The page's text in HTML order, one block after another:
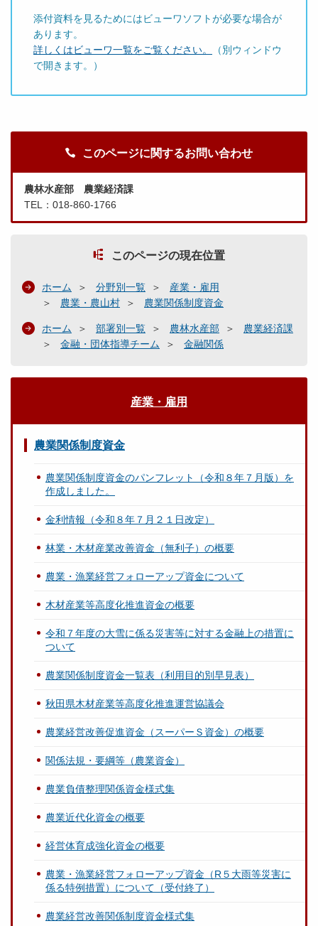
添付資料を見るためにはビューワソフトが必要な場合が
あります。
詳しくはビューワ一覧をご覧ください。
（別ウィンドウ
で開きます。）
このページに関するお問い合わせ
農林水産部 農業経済課
TEL：018-860-1766
このページの現在位置
ホーム 分野別一覧
産業・雇用
農業・農山村
農業関係制度資金
ホーム 部署別一覧 農林水産部
農業経済課
金融・団体指導チーム
金融関係
産業・雇用
農業関係制度資金
農業関係制度資金のパンフレット（令和８年７月版）を
作成しました。
金利情報（令和８年７月２１日改定）
林業・木材産業改善資金（無利子）の概要
農業・漁業経営フォローアップ資金について
木材産業等高度化推進資金の概要
令和７年度の大雪に係る災害等に対する金融上の措置に
ついて
農業関係制度資金一覧表（利用目的別早見表）
秋田県木材産業等高度化推進運営協議会
農業経営改善促進資金（スーパーＳ資金）の概要
関係法規・要綱等（農業資金）
農業負債整理関係資金様式集
農業近代化資金の概要
経営体育成強化資金の概要
農業・漁業経営フォローアップ資金（R５大雨等災害に
係る特例措置）について（受付終了）
農業経営改善関係制度資金様式集